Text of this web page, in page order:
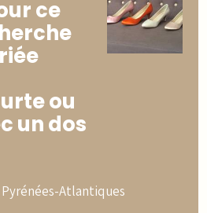
ce
ou
un dos
Atlantiques